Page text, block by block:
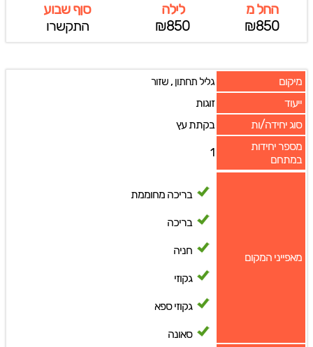
החל מ
₪850
לילה
₪850
סןף שבוע
התקשרו
מיקום גליל תחתון, שזור
ייעוד
זוגות
סוג יחידה/ות
בקתת עץ
מספר יחידות
במתחם
1
מאפייני המקום
בריכה מחוממת
בריכה
חניה
גקוזי
גקוזי ספא
סאונה